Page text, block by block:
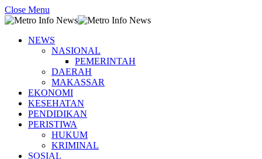
Close Menu
NEWS
NASIONAL
PEMERINTAH
DAERAH
MAKASSAR
EKONOMI
KESEHATAN
PENDIDIKAN
PERISTIWA
HUKUM
KRIMINAL
SOSIAL